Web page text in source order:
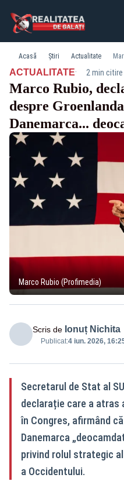
Acasă Știri Actualitate
ACTUALITATE· 2 min citire
Marco Rubio,
despre
Danemarca...
Marco Rubio (Profimedia)
Scris de Ionuț Nichita
Publicat:4 iun. 2026,
Secretarul de Stat al
declarație care a atras
în Congres, afirmând
Danemarca
privind rolul strategic
a Occidentului.